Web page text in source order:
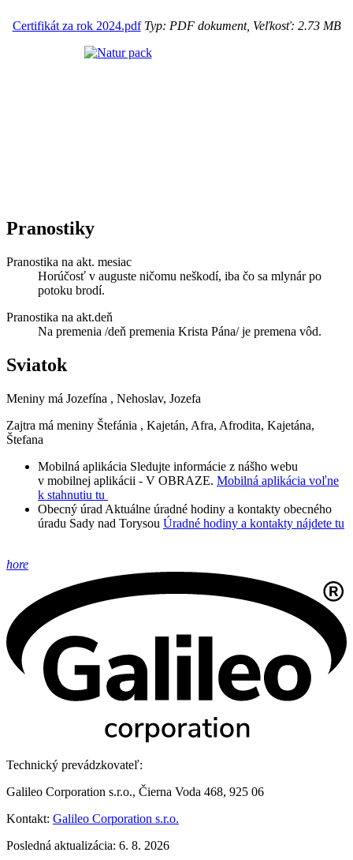
Certifikát za rok 2024.pdfTyp: PDF dokument, Veľkosť: 2.73 MB
Pranostiky
Pranostika na akt. mesiac
Horúčosť v auguste ničomu neškodí, iba čo sa mlynár po
potoku brodí.
Pranostika na akt.deň
Na premenia /deň premenia Krista Pána/ je premena vôd.
Sviatok
Meniny má Jozefína , Nehoslav, Jozefa
Zajtra má meniny Štefánia , Kajetán, Afra, Afrodita, Kajetána,
Štefana
Mobilná aplikácia Sledujte informácie z nášho webu
v mobilnej aplikácii - V OBRAZE. Mobilná aplikácia voľne
k stahnutiu tu
Obecný úrad Aktuálne úradné hodiny a kontakty obecného
úradu Sady nad Torysou Úradné hodiny a kontakty nájdete tu
hore
Technický prevádzkovateľ:
Galileo Corporation s.r.o., Čierna Voda 468, 925 06
Kontakt: Galileo Corporation s.r.o.
Posledná aktualizácia: 6. 8. 2026